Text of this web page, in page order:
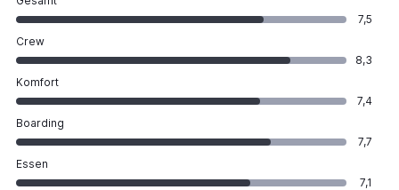
7,5
Crew
8,3
Komfort
7,4
Boarding
7,7
Essen
7,1